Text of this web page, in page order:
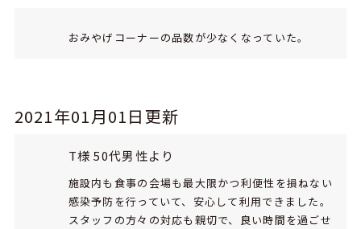
おみやげコーナーの品数が少なくなっていた。
2021年01月01日更新
T様 50代男性より
施設内も食事の会場も最大限かつ利便性を損ねない
感染予防を行っていて、安心して利用できました。
スタッフの方々の対応も親切で、良い時間を過ごせ